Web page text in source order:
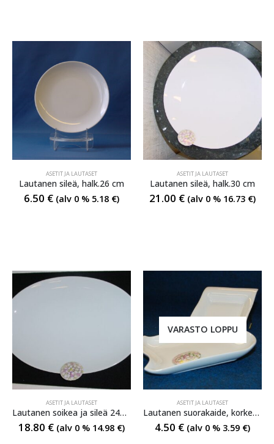
ASETIT JA LAUTASET
Lautanen sileä, halk.26 cm
6.50 € (alv 0 % 5.18 €)
ASETIT JA LAUTASET
Lautanen sileä, halk.30 cm
21.00 € (alv 0 % 16.73 €)
ASETIT JA LAUTASET
Lautanen soikea ja sileä 24×35 cm
18.80 € (alv 0 % 14.98 €)
VARASTO LOPPU
ASETIT JA LAUTASET
Lautanen suorakaide, korkeus 13 cm, halkaisija 20 cm
4.50 € (alv 0 % 3.59 €)